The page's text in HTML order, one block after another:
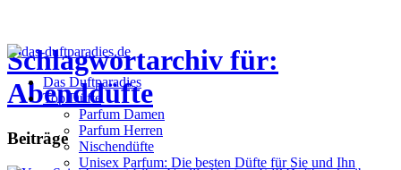
Das Duftparadies
Top Düfte
Parfum Damen
Parfum Herren
Nischendüfte
Unisex Parfum: Die besten Düfte für Sie und Ihn
Schlagwortarchiv für:
Abenddüfte
Beiträge